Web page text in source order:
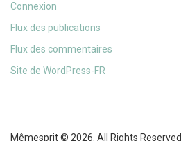
Connexion
Flux des publications
Flux des commentaires
Site de WordPress-FR
Mêmesprit © 2026. All Rights Reserved.